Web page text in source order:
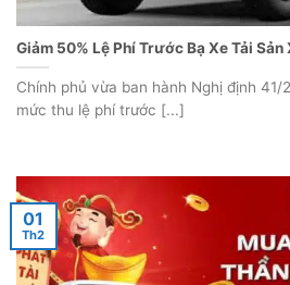
Giảm 50% Lệ Phí Trước Bạ Xe Tải Sản
Chính phủ vừa ban hành Nghị định
mức thu lệ phí trước [...]
01
Th2